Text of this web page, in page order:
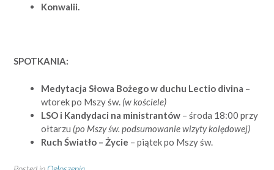
Konwalii.
SPOTKANIA:
Medytacja Słowa Bożego w duchu Lectio divina –
wtorek po Mszy św. (w kościele)
LSO i Kandydaci na ministrantów – środa 18:00 przy
ołtarzu (po Mszy św. podsumowanie wizyty kolędowej)
Ruch Światło – Życie – piątek po Mszy św.